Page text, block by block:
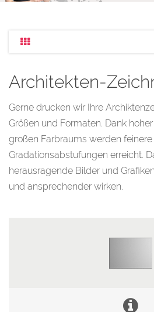
Architekten-
Gerne drucken wir Ihre
Größen und Formaten. Dank
großen Farbraums werden feinere
Gradationsabstufungen erreicht.
herausragende Bilder und
und ansprechender wirken.